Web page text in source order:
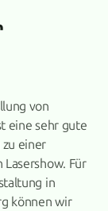
von
eine sehr gute
zu einer
Lasershow. Für
in
können wir